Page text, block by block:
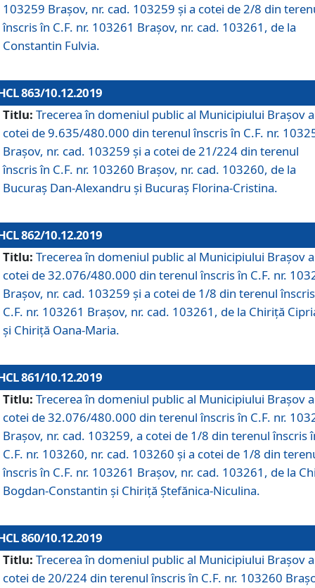
103259 Brașov, nr. cad. 103259 și a cotei de 2/8 din
înscris în C.F. nr. 103261 Brașov, nr. cad. 103261, de la
Constantin Fulvia.
863/10.12.2019
Titlu: Trecerea în domeniul public al Municipiului Braşov a
cotei de 9.635/480.000 din terenul înscris în C.F. nr.
Brașov, nr. cad. 103259 și a cotei de 21/224 din terenul
înscris în C.F. nr. 103260 Brașov, nr. cad. 103260, de la
Bucuraș Dan-Alexandru și Bucuraș Florina-Cristina.
862/10.12.2019
Titlu: Trecerea în domeniul public al Municipiului Braşov a
cotei de 32.076/480.000 din terenul înscris în C.F. nr.
Brașov, nr. cad. 103259 și a cotei de 1/8 din terenul
C.F. nr. 103261 Brașov, nr. cad. 103261, de la Chiriță
și Chiriță Oana-Maria.
861/10.12.2019
Titlu: Trecerea în domeniul public al Municipiului Braşov a
cotei de 32.076/480.000 din terenul înscris în C.F. nr.
Brașov, nr. cad. 103259, a cotei de 1/8 din terenul înscris
C.F. nr. 103260, nr. cad. 103260 și a cotei de 1/8 din
înscris în C.F. nr. 103261 Brașov, nr. cad. 103261, de la
Bogdan-Constantin și Chiriță Ștefănica-Niculina.
860/10.12.2019
Titlu: Trecerea în domeniul public al Municipiului Braşov a
cotei de 20/224 din terenul înscris în C.F. nr. 103260